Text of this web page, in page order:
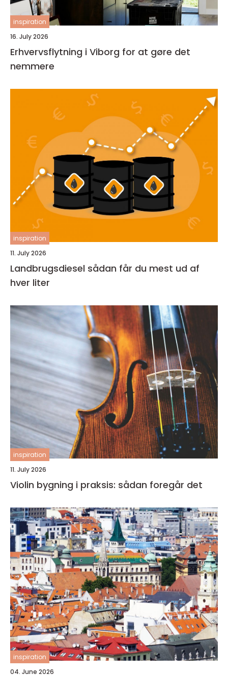
inspiration
16. July 2026
Erhvervsflytning i Viborg for at gøre det
nemmere
inspiration
11. July 2026
Landbrugsdiesel sådan får du mest ud af
hver liter
inspiration
11. July 2026
Violin bygning i praksis: sådan foregår det
inspiration
04. June 2026